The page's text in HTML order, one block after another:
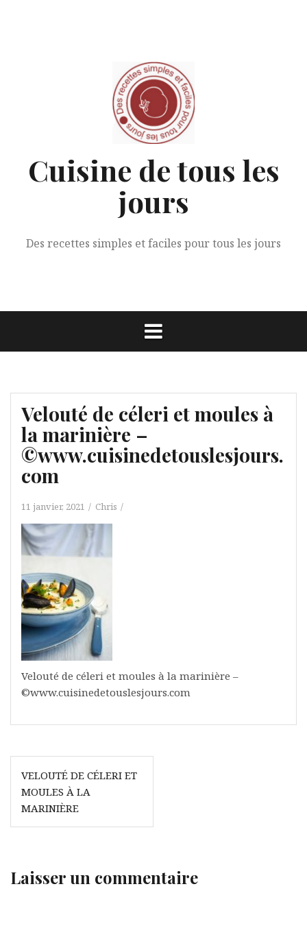
Cuisine de tous les
jours
Des recettes simples et faciles pour tous les jours
Velouté de céleri et moules à
la marinière –
©www.cuisinedetouslesjours.
com
11 janvier, 2021 Chris
Velouté de céleri et moules à la marinière –
©www.cuisinedetouslesjours.com
Navigation
de
l’article
VELOUTÉ DE CÉLERI ET
MOULES À LA
MARINIÈRE
Laisser un commentaire